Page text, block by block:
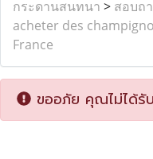
กระดานสนทนา > สอบถ
acheter des
France
ขออภัย คุณไม่ได้รั